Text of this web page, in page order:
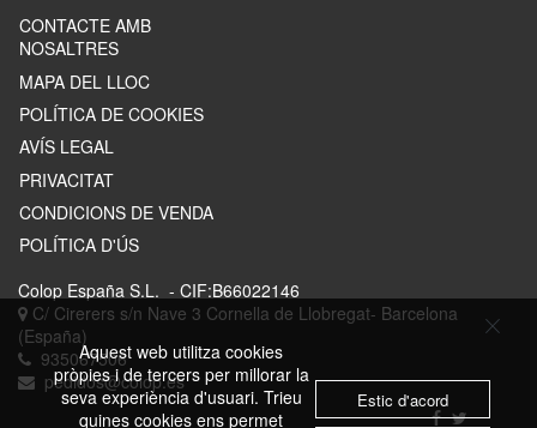
CONTACTE AMB
NOSALTRES
MAPA DEL LLOC
POLÍTICA DE COOKIES
AVÍS LEGAL
PRIVACITAT
CONDICIONS DE VENDA
POLÍTICA D'ÚS
Colop España S.L. - CIF:B66022146
C/ Cirerers s/n Nave 3 Cornella de Llobregat- Barcelona
(España)
935067506
pedidos@colop.es
Aquest web utilitza cookies
pròpies i de tercers per millorar la
seva experiència d'usuari. Trieu
quines cookies ens permet
Estic d'acord